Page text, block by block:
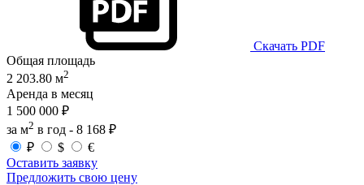
Скачать PDF
Общая площадь
2 203.80 м2
Аренда в месяц
1 500 000 ₽
за м2 в год - 8 168 ₽
₽
$
€
Оставить заявку
Предложить свою цену